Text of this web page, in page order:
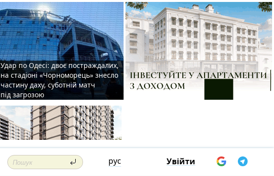
Удар по Одесі: двоє постраждалих,
на стадіоні «Чорноморець» знесло
частину даху, суботній матч
під загрозою
рус Увійти